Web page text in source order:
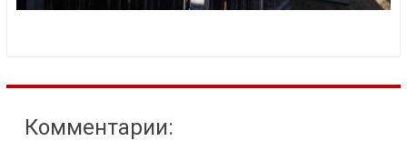
Комментарии: